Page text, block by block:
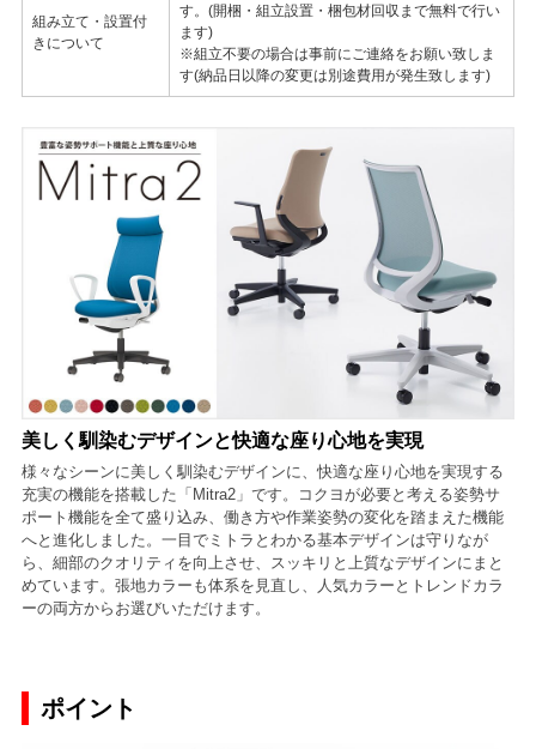
組み立て・設置付
きについて
す。(開梱・組立設置・梱包材回収まで無料で行い
ます)
※組立不要の場合は事前にご連絡をお願い致しま
す(納品日以降の変更は別途費用が発生致します)
美しく馴染むデザインと快適な座り心地を実現
様々なシーンに美しく馴染むデザインに、快適な座り心地を実現する
充実の機能を搭載した「Mitra2」です。コクヨが必要と考える姿勢サ
ポート機能を全て盛り込み、働き方や作業姿勢の変化を踏まえた機能
へと進化しました。一目でミトラとわかる基本デザインは守りなが
ら、細部のクオリティを向上させ、スッキリと上質なデザインにまと
めています。張地カラーも体系を見直し、人気カラーとトレンドカラ
ーの両方からお選びいただけます。
ポイント